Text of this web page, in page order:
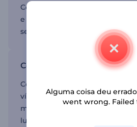
Com efeitos visuais de ponta,
e tipografia, nossos modelos
seus convites de festa.
Conveniência e facilidade
Com apenas alguns cliques,
vídeos de convite e
mídias sociais a qualquer
lugar.
Alguma coisa deu
went wrong. Failed